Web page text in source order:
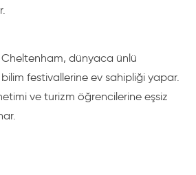
Cheltenham, dünyaca ünlü
festivallerine ev sahipliği yapar.
ve turizm öğrencilerine eşsiz